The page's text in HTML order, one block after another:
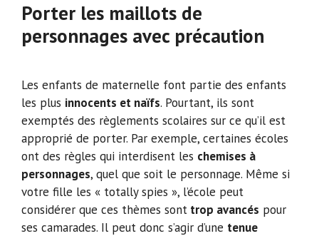
Porter les maillots de
personnages avec précaution
Les enfants de maternelle font partie des enfants
les plus innocents et naïfs. Pourtant, ils sont
exemptés des règlements scolaires sur ce qu’il est
approprié de porter. Par exemple, certaines écoles
ont des règles qui interdisent les chemises à
personnages, quel que soit le personnage. Même si
votre fille les « totally spies », l’école peut
considérer que ces thèmes sont trop avancés pour
ses camarades. Il peut donc s’agir d’une tenue